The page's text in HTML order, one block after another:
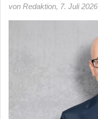
von Redaktion, 7. Juli 2026